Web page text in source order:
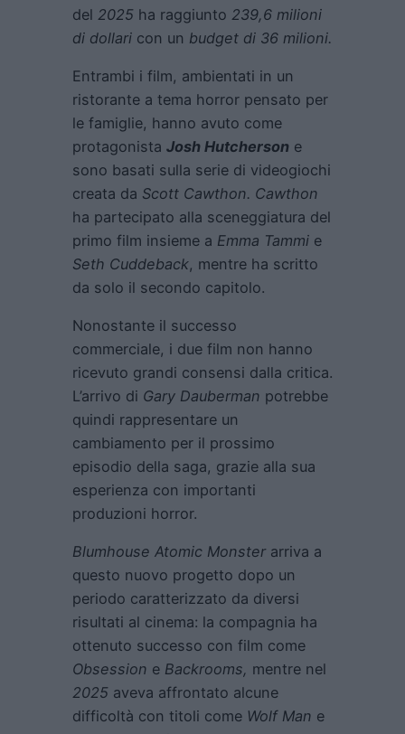
del 2025 ha raggiunto 239,6 milioni
di dollari con un budget di 36 milioni.
Entrambi i film, ambientati in un
ristorante a tema horror pensato per
le famiglie, hanno avuto come
protagonista Josh Hutcherson e
sono basati sulla serie di videogiochi
creata da Scott Cawthon. Cawthon
ha partecipato alla sceneggiatura del
primo film insieme a Emma Tammi e
Seth Cuddeback, mentre ha scritto
da solo il secondo capitolo.
Nonostante il successo
commerciale, i due film non hanno
ricevuto grandi consensi dalla critica.
L’arrivo di Gary Dauberman potrebbe
quindi rappresentare un
cambiamento per il prossimo
episodio della saga, grazie alla sua
esperienza con importanti
produzioni horror.
Blumhouse Atomic Monsterarriva a
questo nuovo progetto dopo un
periodo caratterizzato da diversi
risultati al cinema: la compagnia ha
ottenuto successo con film come
Obsession e Backrooms, mentre nel
2025 aveva affrontato alcune
difficoltà con titoli come Wolf Man e